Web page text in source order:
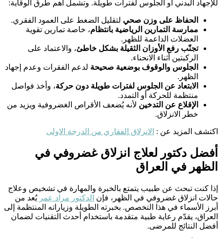
للإجهاد البدني أو الجلوس لفترات طويلة. وتشمل أهم طرق الوقاية:
الحفاظ على وزن صحي لتقليل الضغط على العمود الفقري.
ممارسة التمارين الرياضية بانتظام، خاصة تمارين تقوية
العضلات الداعمة للظهر.
تجنّب رفع الأوزان الثقيلة بشكل خاطئ، والاعتماد على
الركبتين أثناء الانحناء.
الجلوس والوقوف بوضعية صحيحة لدعم الفقرات وعدم إجهاد
الظهر.
الابتعاد عن الجلوس لفترات طويلة دون حركة، وأخذ فواصل
منتظمة للحركة أو التمدد.
الإقلاع عن التدخين لأنه يُضعف الأقراص الغضروفية ويزيد من
خطر الانزلاق.
اكتشف المزيد عن : الانزلاق الفقاري من الدرجة الاولى
أفضل دكتور لعلاج انزلاق غضروفي في
الظهر في العراق
إذا كنت تبحث عن طبيب يتمتع بالخبرة والمهارة في تشخيص وعلاج
حالات انزلاق غضروفي في الظهر، فإن الدكتور مراد عمر يُعد من
أبرز الأسماء في هذا التخصص. بخبرته الطويلة وزياراته المنتظمة إلى
العراق، يقدّم رعاية طبية متقدمة باستخدام أحدث التقنيات لضمان
أفضل النتائج للمرضى.